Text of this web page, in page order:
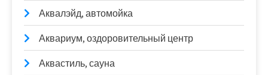
Аквалэйд, автомойка
Аквариум, оздоровительный центр
Аквастиль, сауна